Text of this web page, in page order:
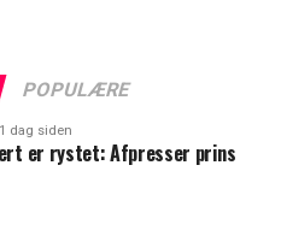
POPULÆRE
1 dag siden
er rystet: Afpresser prins